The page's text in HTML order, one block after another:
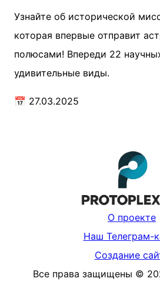
Узнайте об исторической
которая впервые отправит
полюсами! Впереди 22
удивительные виды.
📅 27.03.2025
О проекте
Наш Телеграм-
Создание
Все права защищены ©